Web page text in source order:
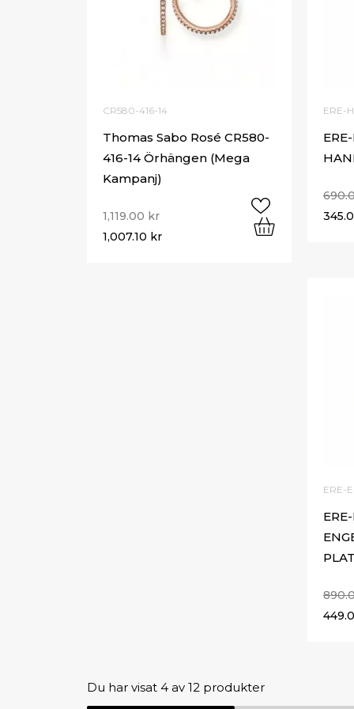
CR580-416-14
Thomas Sabo Rosé CR580-
416-14 Örhängen (Mega
Kampanj)
1,119.00 kr
1,007.10 kr
ERE-
ERE-
Du har visat 4av 12 produkter